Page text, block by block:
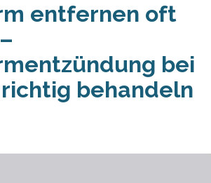
entfernen oft
bei
behandeln